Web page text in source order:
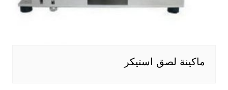
ماكينة لصق استيكر